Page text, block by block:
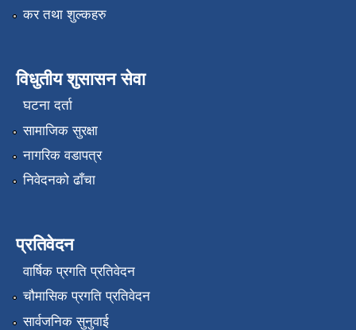
कर तथा शुल्कहरु
विधुतीय शुसासन सेवा
घटना दर्ता
सामाजिक सुरक्षा
नागरिक वडापत्र
निवेदनको ढाँचा
प्रतिवेदन
वार्षिक प्रगति प्रतिवेदन
चौमासिक प्रगति प्रतिवेदन
सार्वजनिक सुनुवाई